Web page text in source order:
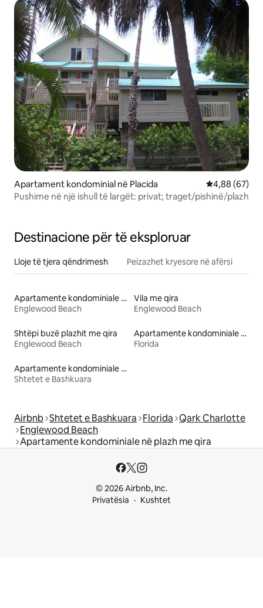
Apartament kondominial në Placida Vlerësimi
4,88 (67)
Pushime në një ishull të largët: privat; traget/pishinë/plazh
Destinacione për të eksploruar
Lloje të tjera qëndrimesh Peizazhet kryesore në afërsi
Apartamente kondominiale me qira
Englewood Beach
Vila me qira
Englewood Beach
Shtëpi buzë plazhit me qira
Englewood Beach
Apartamente kondominiale në plazh me qira
Florida
Apartamente kondominiale në plazh me qira
Shtetet e Bashkuara
Airbnb Shtetet e Bashkuara Florida Qark Charlotte
Englewood Beach
Apartamente kondominiale në plazh me qira
© 2026 Airbnb, Inc.
Privatësia
Kushtet